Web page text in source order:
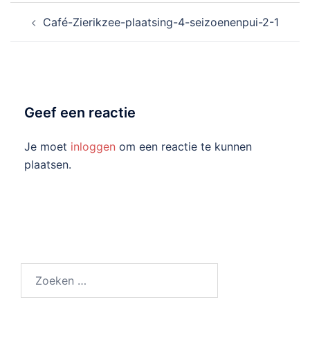
navigatie
Café-Zierikzee-plaatsing-4-seizoenenpui-2-1
Geef een reactie
Je moet inloggen om een reactie te kunnen
plaatsen.